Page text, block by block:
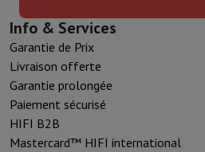
Info & Services
Garantie de Prix
Livraison offerte
Garantie prolongée
Paiement sécurisé
HIFI B2B
Mastercard™ HIFI international